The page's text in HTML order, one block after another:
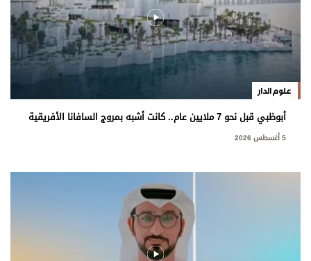
علوم الدار
أبوظبي قبل نحو 7 ملايين عام.. كانت أشبه بمروج السافانا الأفريقية
5 أغسطس 2026